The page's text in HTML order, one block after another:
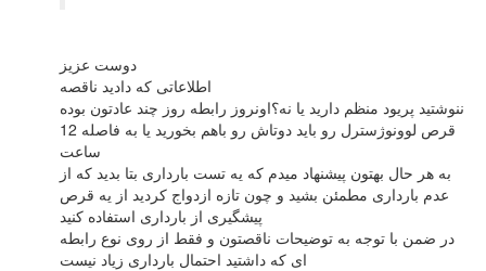
دوست عزیز
اطلاعاتی که دادید ناقصه
ننوشتید پریود منظم دارید یا نه؟اونروز رابطه روز چند عادتون بوده
قرص لوونوژسترل رو باید دوتاش رو باهم بخورید یا به فاصله 12
ساعت
به هر حال بهتون پیشنهاد میدم که یه تست بارداری بتا بدید که از
عدم بارداری مطمئن بشید و چون تازه ازدواج کردید از یه قرص
پیشگیری از بارداری استفاده کنید
در ضمن با توجه به توضیحات ناقصتون و فقط از روی نوع رابطه
ای که داشتید احتمال بارداری زیاد نیست